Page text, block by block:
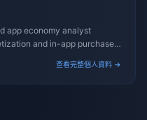
app economy analyst
and in-app purchase
查看完整個人資料 →